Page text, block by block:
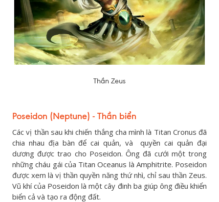
Thần Zeus
Poseidon (Neptune) - Thần biển
Các vị thần sau khi chiến thắng cha mình là Titan Cronus đã
chia nhau địa bàn để cai quản, và quyền cai quản đại
dương được trao cho Poseidon. Ông đã cưới một trong
những cháu gái của Titan Oceanus là Amphitrite. Poseidon
được xem là vị thần quyền năng thứ nhì, chỉ sau thần Zeus.
Vũ khí của Poseidon là một cây đinh ba giúp ông điều khiển
biển cả và tạo ra động đất.